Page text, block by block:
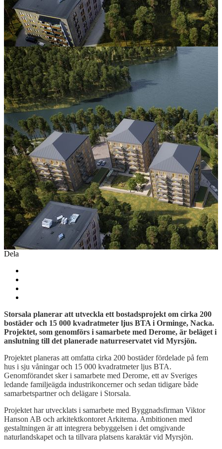
Dela
Storsala planerar att utveckla ett bostadsprojekt om cirka 200
bostäder och 15 000 kvadratmeter ljus BTA i Orminge, Nacka.
Projektet, som genomförs i samarbete med Derome, är beläget i
anslutning till det planerade naturreservatet vid Myrsjön.
Projektet planeras att omfatta cirka 200 bostäder fördelade på fem
hus i sju våningar och 15 000 kvadratmeter ljus BTA.
Genomförandet sker i samarbete med Derome, ett av Sveriges
ledande familjeägda industrikoncerner och sedan tidigare både
samarbetspartner och delägare i Storsala.
Projektet har utvecklats i samarbete med Byggnadsfirman Viktor
Hanson AB och arkitektkontoret Arkitema. Ambitionen med
gestaltningen är att integrera bebyggelsen i det omgivande
naturlandskapet och ta tillvara platsens karaktär vid Myrsjön.